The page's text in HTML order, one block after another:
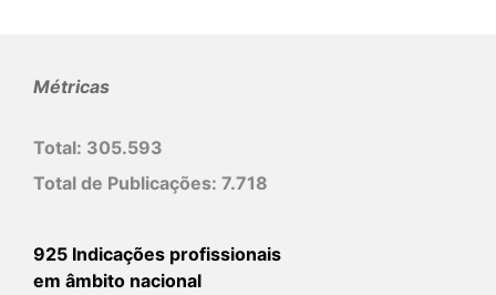
Métricas
Total: 305.593
Total de Publicações: 7.718
925 Indicações profissionais
em âmbito nacional